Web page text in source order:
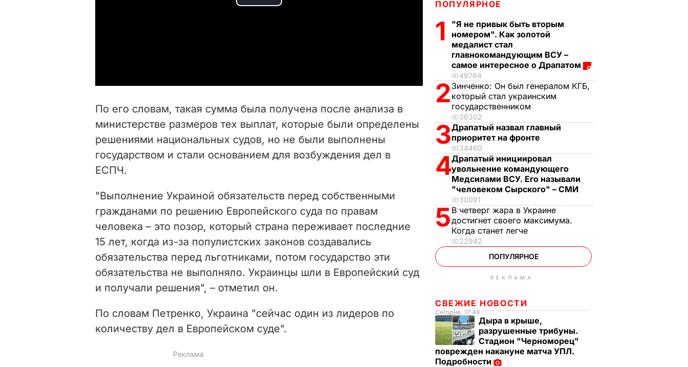
P
i
d
o
По его словам, такая сумма была получена после анализа в
министерстве размеров тех выплат, которые были определены
решениями национальных судов, но не были выполнены
государством и стали основанием для возбуждения дел в
ЕСПЧ.
"Выполнение Украиной обязательств перед собственными
гражданами по решению Европейского суда по правам
человека – это позор, который страна переживает последние
15 лет, когда из-за популистских законов создавались
обязательства перед льготниками, потом государство эти
обязательства не выполняло. Украинцы шли в Европейский суд
и получали решения", – отметил он.
По словам Петренко, Украина "сейчас один из лидеров по
количеству дел в Европейском суде".
ПОПУЛЯРНОЕ
1
"Я не привык быть вторым
номером". Как золотой
медалист стал
главнокомандующим ВСУ –
самое интересное о Драпатом
49764
2 Зинченко: Он был генералом КГБ,
который стал украинским
государственником
36302
3Драпатый назвал главный
приоритет на фронте
34460
4Драпатый инициировал
увольнение командующего
Медсилами ВСУ. Его называли
"человеком Сырского" – СМИ
30091
5 В четверг жара в Украине
достигнет своего максимума.
Когда станет легче
22942
ПОПУЛЯРНОЕ
РЕКЛАМА
СВЕЖИЕ НОВОСТИ
Сегодня, 17.46
Дыра в крыше,
разрушенные трибуны.
Стадион "Черноморец"
поврежден накануне матча УПЛ.
Подробности